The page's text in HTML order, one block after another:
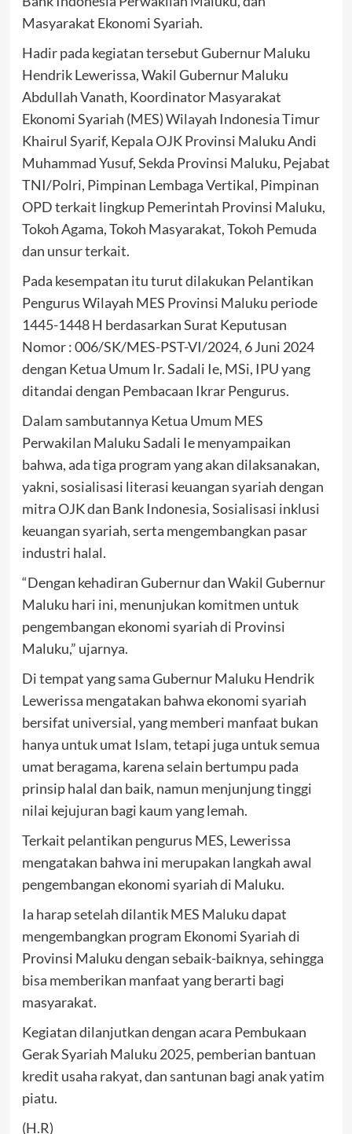
Masyarakat Ekonomi Syariah.
Hadir pada kegiatan tersebut Gubernur Maluku
Hendrik Lewerissa, Wakil Gubernur Maluku
Abdullah Vanath, Koordinator Masyarakat
Ekonomi Syariah (MES) Wilayah Indonesia Timur
Khairul Syarif, Kepala OJK Provinsi Maluku Andi
Muhammad Yusuf, Sekda Provinsi Maluku, Pejabat
TNI/Polri, Pimpinan Lembaga Vertikal, Pimpinan
OPD terkait lingkup Pemerintah Provinsi Maluku,
Tokoh Agama, Tokoh Masyarakat, Tokoh Pemuda
dan unsur terkait.
Pada kesempatan itu turut dilakukan Pelantikan
Pengurus Wilayah MES Provinsi Maluku periode
1445-1448 H berdasarkan Surat Keputusan
Nomor : 006/SK/MES-PST-VI/2024, 6 Juni 2024
dengan Ketua Umum Ir. Sadali Ie, MSi, IPU yang
ditandai dengan Pembacaan Ikrar Pengurus.
Dalam sambutannya Ketua Umum MES
Perwakilan Maluku Sadali Ie menyampaikan
bahwa, ada tiga program yang akan dilaksanakan,
yakni, sosialisasi literasi keuangan syariah dengan
mitra OJK dan Bank Indonesia, Sosialisasi inklusi
keuangan syariah, serta mengembangkan pasar
industri halal.
“Dengan kehadiran Gubernur dan Wakil Gubernur
Maluku hari ini, menunjukan komitmen untuk
pengembangan ekonomi syariah di Provinsi
Maluku,” ujarnya.
Di tempat yang sama Gubernur Maluku Hendrik
Lewerissa mengatakan bahwa ekonomi syariah
bersifat universial, yang memberi manfaat bukan
hanya untuk umat Islam, tetapi juga untuk semua
umat beragama, karena selain bertumpu pada
prinsip halal dan baik, namun menjunjung tinggi
nilai kejujuran bagi kaum yang lemah.
Terkait pelantikan pengurus MES, Lewerissa
mengatakan bahwa ini merupakan langkah awal
pengembangan ekonomi syariah di Maluku.
Ia harap setelah dilantik MES Maluku dapat
mengembangkan program Ekonomi Syariah di
Provinsi Maluku dengan sebaik-baiknya, sehingga
bisa memberikan manfaat yang berarti bagi
masyarakat.
Kegiatan dilanjutkan dengan acara Pembukaan
Gerak Syariah Maluku 2025, pemberian bantuan
kredit usaha rakyat, dan santunan bagi anak yatim
piatu.
(H.R)